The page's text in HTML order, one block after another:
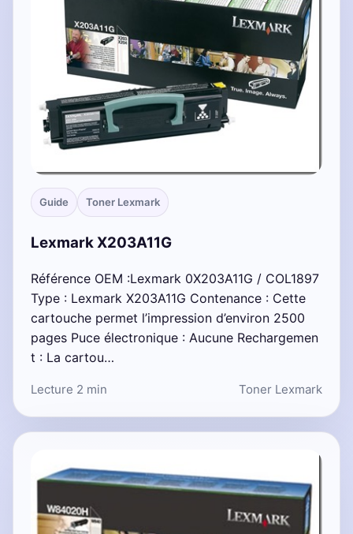
Guide Toner Lexmark
Lexmark X203A11G
Référence OEM :Lexmark 0X203A11G / COL1897
Type : Lexmark X203A11G Contenance : Cette
cartouche permet l’impression d’environ 2500
pages Puce électronique : Aucune Rechargemen
t : La cartou…
Lecture 2 min Toner Lexmark